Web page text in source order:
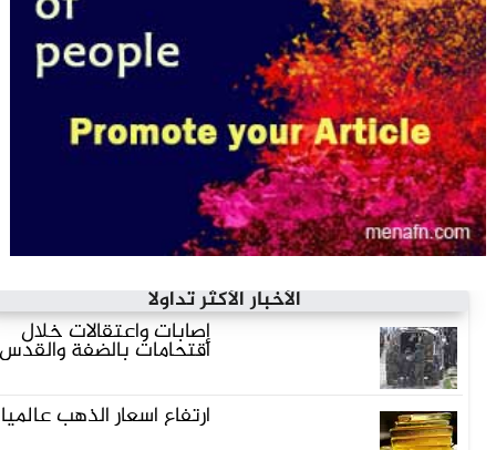
الأخبار الأكثر تداولاً
إصابات واعتقالات خلال
اقتحامات بالضفة والقدس...
ارتفاع أسعار الذهب عالميا...